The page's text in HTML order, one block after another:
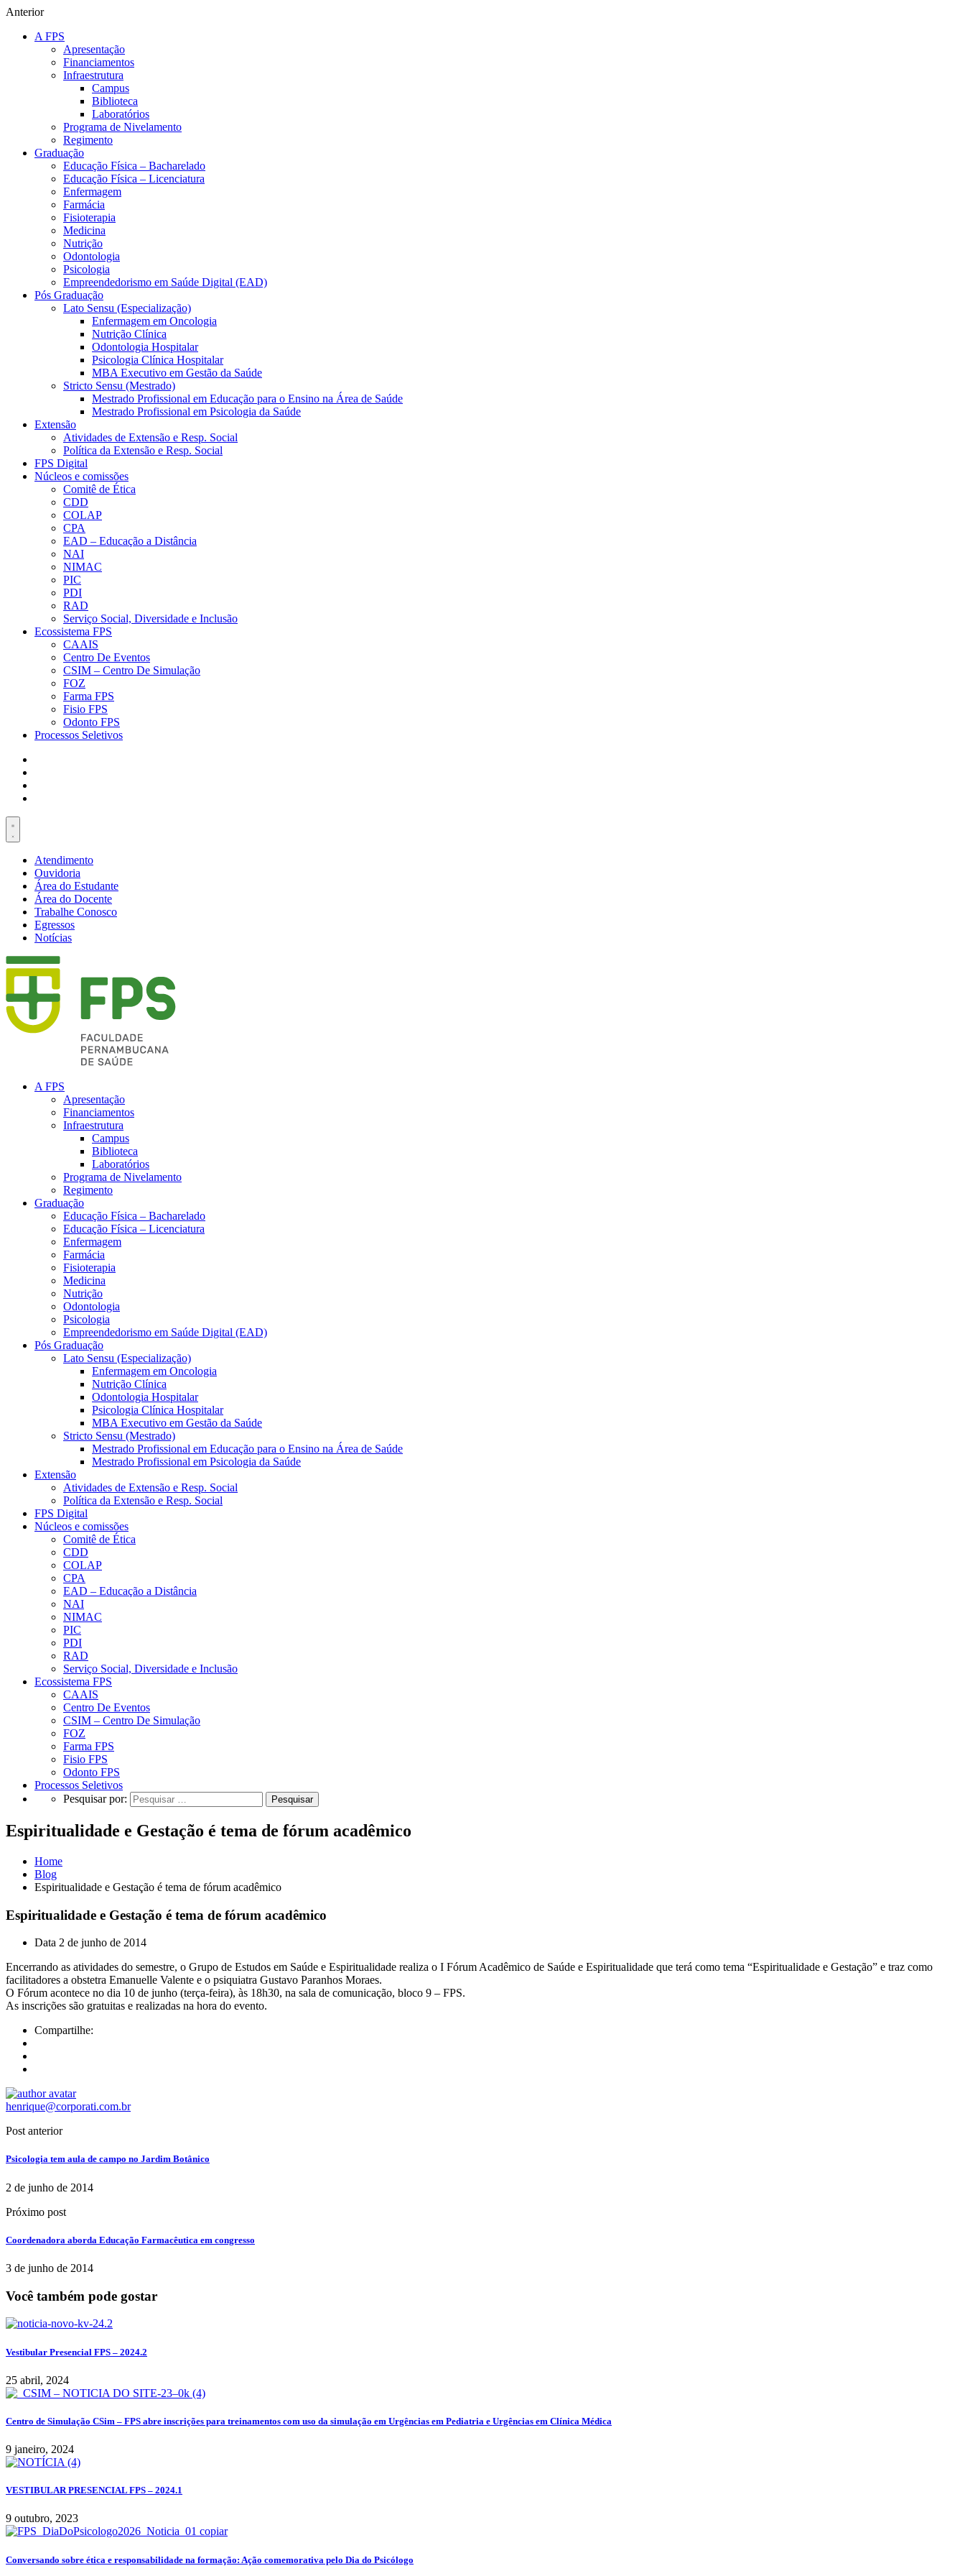
Anterior
A FPS
Apresentação
Financiamentos
Infraestrutura
Campus
Biblioteca
Laboratórios
Programa de Nivelamento
Regimento
Graduação
Educação Física – Bacharelado
Educação Física – Licenciatura
Enfermagem
Farmácia
Fisioterapia
Medicina
Nutrição
Odontologia
Psicologia
Empreendedorismo em Saúde Digital (EAD)
Pós Graduação
Lato Sensu (Especialização)
Enfermagem em Oncologia
Nutrição Clínica
Odontologia Hospitalar
Psicologia Clínica Hospitalar
MBA Executivo em Gestão da Saúde
Stricto Sensu (Mestrado)
Mestrado Profissional em Educação para o Ensino na Área de Saúde
Mestrado Profissional em Psicologia da Saúde
Extensão
Atividades de Extensão e Resp. Social
Política da Extensão e Resp. Social
FPS Digital
Núcleos e comissões
Comitê de Ética
CDD
COLAP
CPA
EAD – Educação a Distância
NAI
NIMAC
PIC
PDI
RAD
Serviço Social, Diversidade e Inclusão
Ecossistema FPS
CAAIS
Centro De Eventos
CSIM – Centro De Simulação
FOZ
Farma FPS
Fisio FPS
Odonto FPS
Processos Seletivos
Atendimento
Ouvidoria
Área do Estudante
Área do Docente
Trabalhe Conosco
Egressos
Notícias
A FPS
Apresentação
Financiamentos
Infraestrutura
Campus
Biblioteca
Laboratórios
Programa de Nivelamento
Regimento
Graduação
Educação Física – Bacharelado
Educação Física – Licenciatura
Enfermagem
Farmácia
Fisioterapia
Medicina
Nutrição
Odontologia
Psicologia
Empreendedorismo em Saúde Digital (EAD)
Pós Graduação
Lato Sensu (Especialização)
Enfermagem em Oncologia
Nutrição Clínica
Odontologia Hospitalar
Psicologia Clínica Hospitalar
MBA Executivo em Gestão da Saúde
Stricto Sensu (Mestrado)
Mestrado Profissional em Educação para o Ensino na Área de Saúde
Mestrado Profissional em Psicologia da Saúde
Extensão
Atividades de Extensão e Resp. Social
Política da Extensão e Resp. Social
FPS Digital
Núcleos e comissões
Comitê de Ética
CDD
COLAP
CPA
EAD – Educação a Distância
NAI
NIMAC
PIC
PDI
RAD
Serviço Social, Diversidade e Inclusão
Ecossistema FPS
CAAIS
Centro De Eventos
CSIM – Centro De Simulação
FOZ
Farma FPS
Fisio FPS
Odonto FPS
Processos Seletivos
Pesquisar por:
Espiritualidade e Gestação é tema de fórum acadêmico
Home
Blog
Espiritualidade e Gestação é tema de fórum acadêmico
Espiritualidade e Gestação é tema de fórum acadêmico
Data 2 de junho de 2014
Encerrando as atividades do semestre, o Grupo de Estudos em Saúde e Espiritualidade realiza o I Fórum Acadêmico de Saúde e Espiritualidade que terá como tema “Espiritualidade e Gestação” e traz como
facilitadores a obstetra Emanuelle Valente e o psiquiatra Gustavo Paranhos Moraes.
O Fórum acontece no dia 10 de junho (terça-feira), às 18h30, na sala de comunicação, bloco 9 – FPS.
As inscrições são gratuitas e realizadas na hora do evento.
Compartilhe:
henrique@corporati.com.br
Post anterior
Psicologia tem aula de campo no Jardim Botânico
2 de junho de 2014
Próximo post
Coordenadora aborda Educação Farmacêutica em congresso
3 de junho de 2014
Você também pode gostar
Vestibular Presencial FPS – 2024.2
25 abril, 2024
Centro de Simulação CSim – FPS abre inscrições para treinamentos com uso da simulação em Urgências em Pediatria e Urgências em Clínica Médica
9 janeiro, 2024
VESTIBULAR PRESENCIAL FPS – 2024.1
9 outubro, 2023
Conversando sobre ética e responsabilidade na formação: Ação comemorativa pelo Dia do Psicólogo